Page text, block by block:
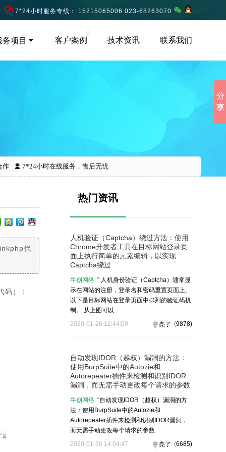
7*24小时服务专线： 15215065006 023-68263070
联系我们
技术资讯
客户案例
务项目
作 7*24小时在线服务，售后无忧
代
）：
热门资讯
人机验证（Captcha）绕过方法：使用
Chrome开发者工具在目标网站登录页
面上执行简单的元素编辑，以实现
Captcha绕过
牛创网络: " 人机身份验证（Captcha）通常显
示在网站的注册，登录名和密码重置页面上。
以下是目标网站在登录页面中排列的验证码机
制。 从上图可以
2020-01-26 12:44:09
)
9878
(
亮了
自动发现IDOR（越权）漏洞的方法：
使用BurpSuite中的Autozie和
Autorepeater插件来检测和识别IDOR
漏洞，而无需手动更改每个请求的参数
牛创网络: "自动发现IDOR（越权）漏洞的方
法：使用BurpSuite中的Autozie和
Autorepeater插件来检测和识别IDOR漏洞，
而无需手动更改每个请求的参数
2020-01-30 14:04:47
)
6685
(
亮了